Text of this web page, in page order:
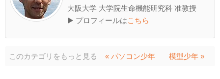
大阪大学 大学院生命機能研究科 准教授
▶ プロフィールはこちら
このカテゴリをもっと見る « パソコン少年 模型少年 »